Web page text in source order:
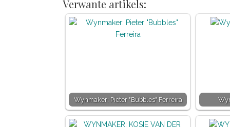
Verwante artikels:
Wynmaker: Pieter "Bubbles" Ferreira